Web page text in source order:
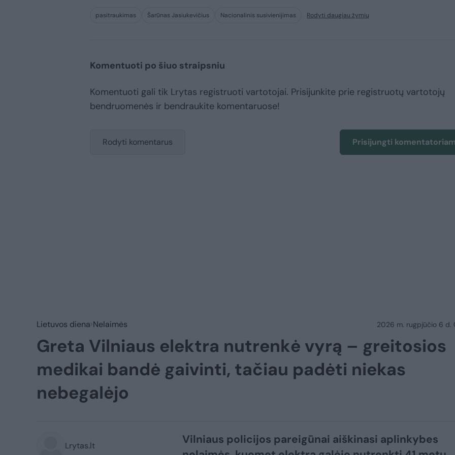
pasitraukimas Šarūnas Jasiukevičius Nacionalinis susivienijimas Rodyti daugiau žymių
Komentuoti po šiuo straipsniu
Komentuoti gali tik Lrytas registruoti vartotojai. Prisijunkite prie registruotų vartotojų
bendruomenės ir bendraukite komentaruose!
Rodyti komentarus Prisijungti
Lietuvos diena Nelaimės 2026 m. rugpjūčio 6 d.
Greta Vilniaus elektra nutrenkė vyrą – greitosios
medikai bandė gaivinti, tačiau padėti niekas
nebegalėjo
Lrytas.lt
Vilniaus policijos pareigūnai aiškinasi aplinkybes